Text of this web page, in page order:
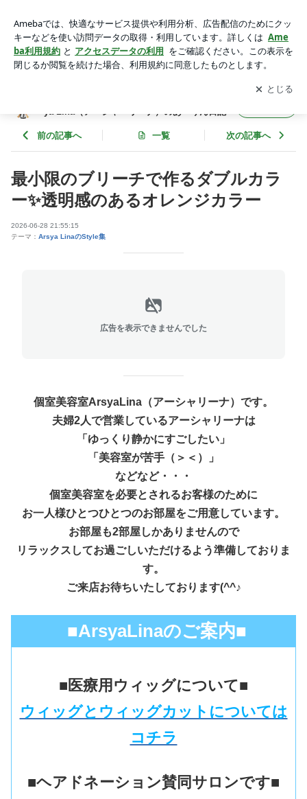
カラー | 埼玉県さいたま市・南浦和東口個室美容室Arsya Lina
（アーシャ・リーナ）のあーりん日記
アプリをダウンロードして ブログの更新通知
を受け取りまし
ょう。
開く
ya Lina（アーシャ・リーナ）のあーりん日記
前の記事へ 一覧 次の記事へ
最小限のブリーチで作るダブルカラ
ー✨透明感のあるオレンジカラー
2026-06-28 21:55:15
テーマ： Arsya LinaのStyle集
広告を表示できませんでした
個室美容室ArsyaLina（アーシャリーナ）です。
夫婦2人で営業しているアーシャリーナは
「ゆっくり静かにすごしたい」
「美容室が苦手（＞＜）」
などなど・・・
個室美容室を必要とされるお客様のために
お一人様ひとつひとつのお部屋をご用意しています。
お部屋も2部屋しかありませんので
リラックスしてお過ごしいただけるよう準備しておりま
す。
ご来店お待ちいたしております(^^♪
■ArsyaLinaのご案内■
■医療用ウィッグについて■
ウィッグとウィッグカットについては
コチラ
■ヘアドネーション賛同サロンです■